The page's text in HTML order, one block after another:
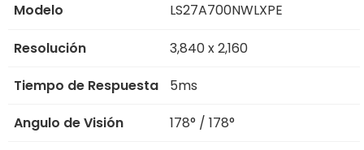
Modelo LS27A700NWLXPE
Resolución
3,840 x 2,160
Tiempo de Respuesta
5ms
Angulo de Visión
178° / 178°